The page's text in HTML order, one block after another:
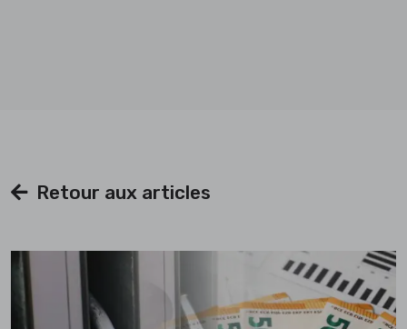
Retour aux articles